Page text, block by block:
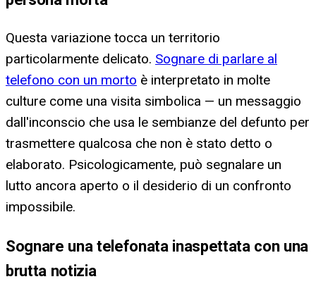
Questa variazione tocca un territorio
particolarmente delicato. Sognare di parlare al
telefono con un morto è interpretato in molte
culture come una visita simbolica — un messaggio
dall'inconscio che usa le sembianze del defunto per
trasmettere qualcosa che non è stato detto o
elaborato. Psicologicamente, può segnalare un
lutto ancora aperto o il desiderio di un confronto
impossibile.
Sognare una telefonata inaspettata con una
brutta notizia